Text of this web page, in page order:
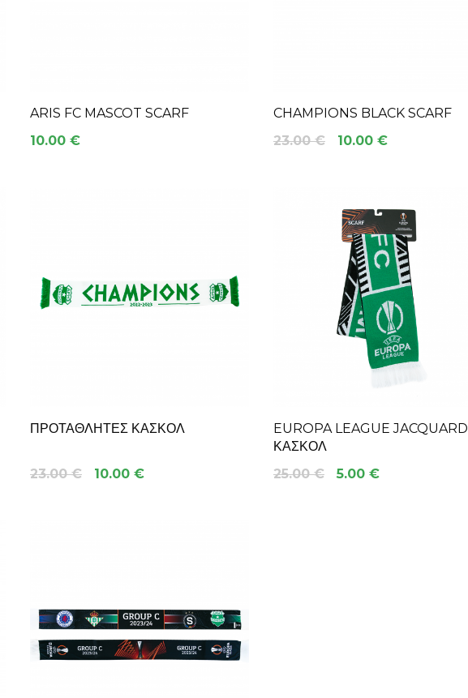
ARIS FC MASCOT SCARF
10.00 €
CHAMPIONS BLACK SCARF
23.00 €
10.00 €
ΠΡΟΤΑΘΛΗΤΕΣ ΚΑΣΚΟΛ
23.00 € 10.00 €
EUROPA LEAGUE JACQUARD
ΚΑΣΚΟΛ
25.00 €
5.00 €